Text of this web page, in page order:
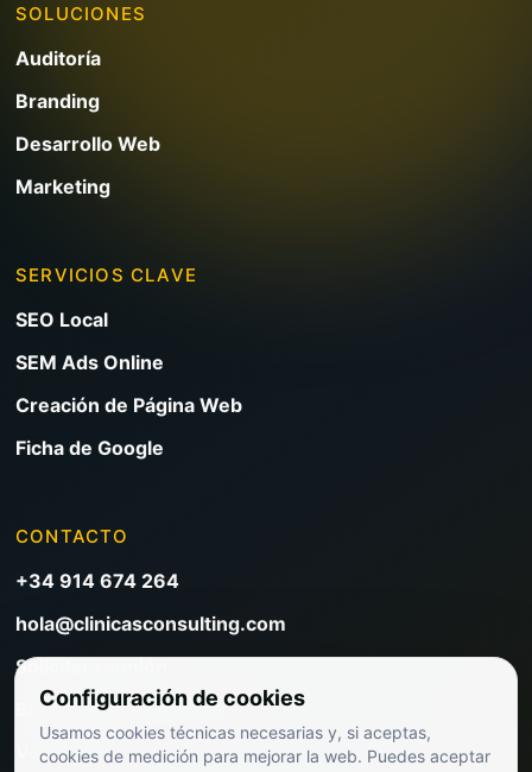
SOLUCIONES
Auditoría
Branding
Desarrollo Web
Marketing
SERVICIOS CLAVE
SEO Local
SEM Ads Online
Creación de Página Web
Ficha de Google
CONTACTO
+34 914 674 264
hola@clinicasconsulting.com
Solicitar reunión
Blog de marketing clínico
Ver precios
Configuración de cookies
Usamos cookies técnicas necesarias y, si aceptas,
cookies de medición para mejorar la web. Puedes aceptar